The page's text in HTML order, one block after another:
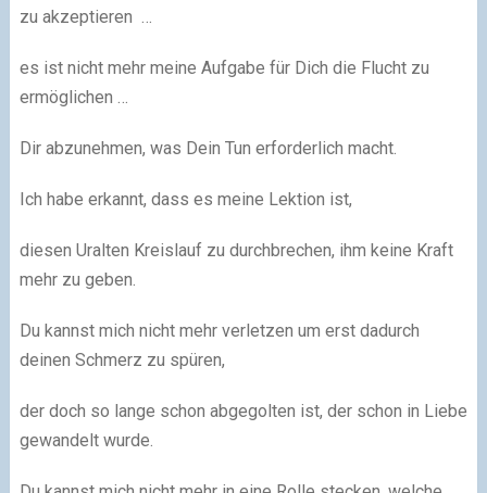
zu akzeptieren …
es ist nicht mehr meine Aufgabe für Dich die Flucht zu
ermöglichen …
Dir abzunehmen, was Dein Tun erforderlich macht.
Ich habe erkannt, dass es meine Lektion ist,
diesen Uralten Kreislauf zu durchbrechen, ihm keine Kraft
mehr zu geben.
Du kannst mich nicht mehr verletzen um erst dadurch
deinen Schmerz zu spüren,
der doch so lange schon abgegolten ist, der schon in Liebe
gewandelt wurde.